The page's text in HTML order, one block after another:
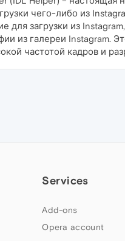
чего-либо из
загрузки из
из галереи Instagram.
частотой кадров и
Services
Add-ons
Opera account